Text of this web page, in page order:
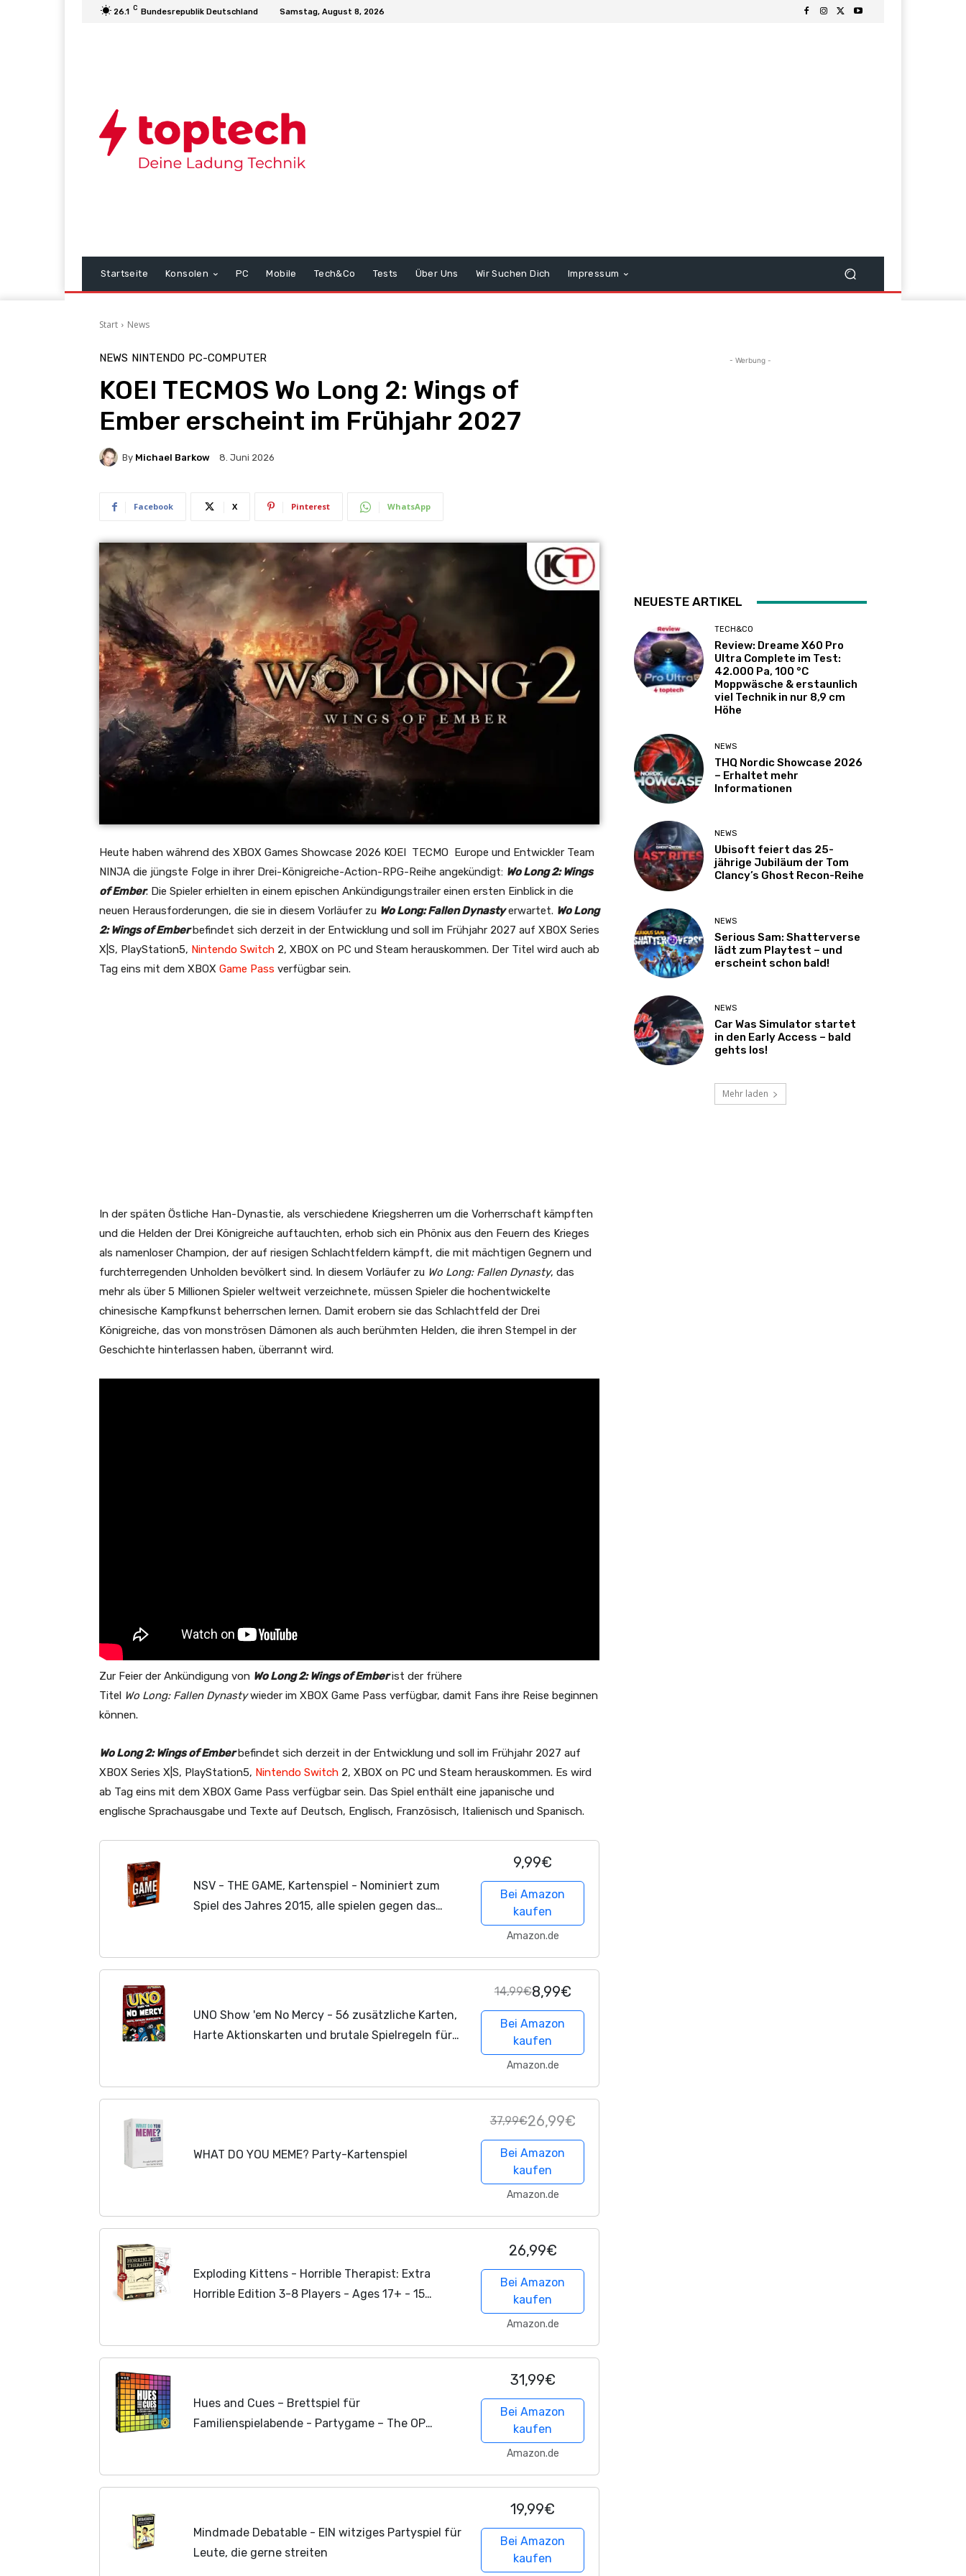
26.1 C Bundesrepublik Deutschland Samstag, August 8, 2026
Startseite Konsolen PC Mobile Tech&Co Tests Über Uns Wir Suchen Dich Impressum
Start News
NEWS NINTENDO PC-COMPUTER
KOEI TECMOS Wo Long 2: Wings of
Ember erscheint im Frühjahr 2027
By Michael Barkow 8. Juni 2026
Facebook X Pinterest WhatsApp
Heute haben während des XBOX Games Showcase 2026 KOEI TECMO Europe und Entwickler Team
NINJA die jüngste Folge in ihrer Drei-Königreiche-Action-RPG-Reihe angekündigt: Wo Long 2: Wings
of Ember. Die Spieler erhielten in einem epischen Ankündigungstrailer einen ersten Einblick in die
neuen Herausforderungen, die sie in diesem Vorläufer zu Wo Long: Fallen Dynastyerwartet. Wo Long
2: Wings of Emberbefindet sich derzeit in der Entwicklung und soll im Frühjahr 2027 auf XBOX Series
X|S, PlayStation5, Nintendo Switch 2, XBOX on PC und Steam herauskommen. Der Titel wird auch ab
Tag eins mit dem XBOX Game Pass verfügbar sein.
In der späten Östliche Han-Dynastie, als verschiedene Kriegsherren um die Vorherrschaft kämpften
und die Helden der Drei Königreiche auftauchten, erhob sich ein Phönix aus den Feuern des Krieges
als namenloser Champion, der auf riesigen Schlachtfeldern kämpft, die mit mächtigen Gegnern und
furchterregenden Unholden bevölkert sind. In diesem Vorläufer zu Wo Long: Fallen Dynasty, das
mehr als über 5 Millionen Spieler weltweit verzeichnete, müssen Spieler die hochentwickelte
chinesische Kampfkunst beherrschen lernen. Damit erobern sie das Schlachtfeld der Drei
Königreiche, das von monströsen Dämonen als auch berühmten Helden, die ihren Stempel in der
Geschichte hinterlassen haben, überrannt wird.
Zur Feier der Ankündigung von Wo Long 2: Wings of Emberist der frühere
Titel Wo Long: Fallen Dynastywieder im XBOX Game Pass verfügbar, damit Fans ihre Reise beginnen
können.
Wo Long 2: Wings of Emberbefindet sich derzeit in der Entwicklung und soll im Frühjahr 2027 auf
XBOX Series X|S, PlayStation5, Nintendo Switch 2, XBOX on PC und Steam herauskommen. Es wird
ab Tag eins mit dem XBOX Game Pass verfügbar sein. Das Spiel enthält eine japanische und
englische Sprachausgabe und Texte auf Deutsch, Englisch, Französisch, Italienisch und Spanisch.
NSV - THE GAME, Kartenspiel - Nominiert zum
Spiel des Jahres 2015, alle spielen gegen das
9,99€
Bei Amazon
kaufen
Amazon.de
UNO Show 'em No Mercy - 56 zusätzliche Karten,
Harte Aktionskarten und brutale Spielregeln für
14,99€8,99€
Bei Amazon
kaufen
Amazon.de
WHAT DO YOU MEME? Party-Kartenspiel
37,99€26,99€
Bei Amazon
kaufen
Amazon.de
Exploding Kittens - Horrible Therapist: Extra
Horrible Edition 3-8 Players - Ages 17+ - 15
26,99€
Bei Amazon
kaufen
Amazon.de
Hues and Cues – Brettspiel für
Familienspielabende - Partygame – The OP
31,99€
Bei Amazon
kaufen
Amazon.de
Mindmade Debatable - EIN witziges Partyspiel für
Leute, die gerne streiten
19,99€
Bei Amazon
kaufen
- Werbung -
NEUESTE ARTIKEL
TECH&CO
Review: Dreame X60 Pro
Ultra Complete im Test:
42.000 Pa, 100 °C
Moppwäsche & erstaunlich
viel Technik in nur 8,9 cm
Höhe
NEWS
THQ Nordic Showcase 2026
– Erhaltet mehr
Informationen
NEWS
Ubisoft feiert das 25-
jährige Jubiläum der Tom
Clancy’s Ghost Recon-Reihe
NEWS
Serious Sam: Shatterverse
lädt zum Playtest – und
erscheint schon bald!
NEWS
Car Was Simulator startet
in den Early Access – bald
gehts los!
Mehr laden